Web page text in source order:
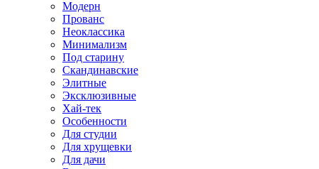
Модерн
Прованс
Неоклассика
Минимализм
Под старину
Скандинавские
Элитные
Эксклюзивные
Хай-тек
Особенности
Для студии
Для хрущевки
Для дачи